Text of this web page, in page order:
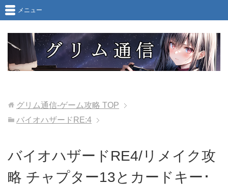
メニュー
グリム通信-ゲーム攻略 TOP
バイオハザードRE:4
バイオハザードRE4/リメイク攻
略 チャプター13とカードキー･